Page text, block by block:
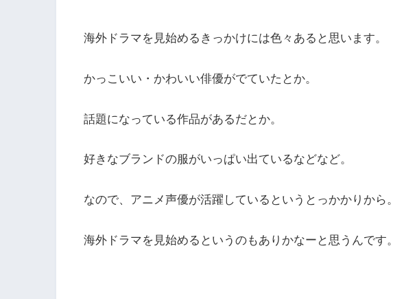
海外ドラマを見始めるきっかけには色々あると思います。
かっこいい・かわいい俳優がでていたとか。
話題になっている作品があるだとか。
好きなブランドの服がいっぱい出ているなどなど。
なので、アニメ声優が活躍しているというとっかかりから。
海外ドラマを見始めるというのもありかなーと思うんです。